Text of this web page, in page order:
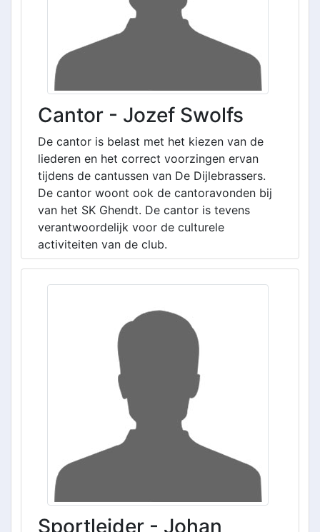
Cantor - Jozef Swolfs
De cantor is belast met het kiezen van de
liederen en het correct voorzingen ervan
tijdens de cantussen van De Dijlebrassers.
De cantor woont ook de cantoravonden bij
van het SK Ghendt. De cantor is tevens
verantwoordelijk voor de culturele
activiteiten van de club.
Sportleider - Johan